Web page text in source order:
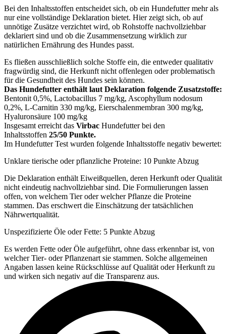
Bei den Inhaltsstoffen entscheidet sich, ob ein Hundefutter mehr als
nur eine vollständige Deklaration bietet. Hier zeigt sich, ob auf
unnötige Zusätze verzichtet wird, ob Rohstoffe nachvollziehbar
deklariert sind und ob die Zusammensetzung wirklich zur
natürlichen Ernährung des Hundes passt.
Es fließen ausschließlich solche Stoffe ein, die entweder qualitativ
fragwürdig sind, die Herkunft nicht offenlegen oder problematisch
für die Gesundheit des Hundes sein können.
Das Hundefutter enthält laut Deklaration folgende Zusatzstoffe:
Bentonit 0,5%, Lactobacillus 7 mg/kg, Ascophyllum nodosum
0,2%, L-Carnitin 330 mg/kg, Eierschalenmembran 300 mg/kg,
Hyaluronsäure 100 mg/kg
Insgesamt erreicht das Virbac Hundefutter bei den
Inhaltsstoffen 25/50 Punkte.
Im Hundefutter Test wurden folgende Inhaltsstoffe negativ bewertet:
Unklare tierische oder pflanzliche Proteine: 10 Punkte Abzug
Die Deklaration enthält Eiweißquellen, deren Herkunft oder Qualität
nicht eindeutig nachvollziehbar sind. Die Formulierungen lassen
offen, von welchem Tier oder welcher Pflanze die Proteine
stammen. Das erschwert die Einschätzung der tatsächlichen
Nährwertqualität.
Unspezifizierte Öle oder Fette: 5 Punkte Abzug
Es werden Fette oder Öle aufgeführt, ohne dass erkennbar ist, von
welcher Tier- oder Pflanzenart sie stammen. Solche allgemeinen
Angaben lassen keine Rückschlüsse auf Qualität oder Herkunft zu
und wirken sich negativ auf die Transparenz aus.